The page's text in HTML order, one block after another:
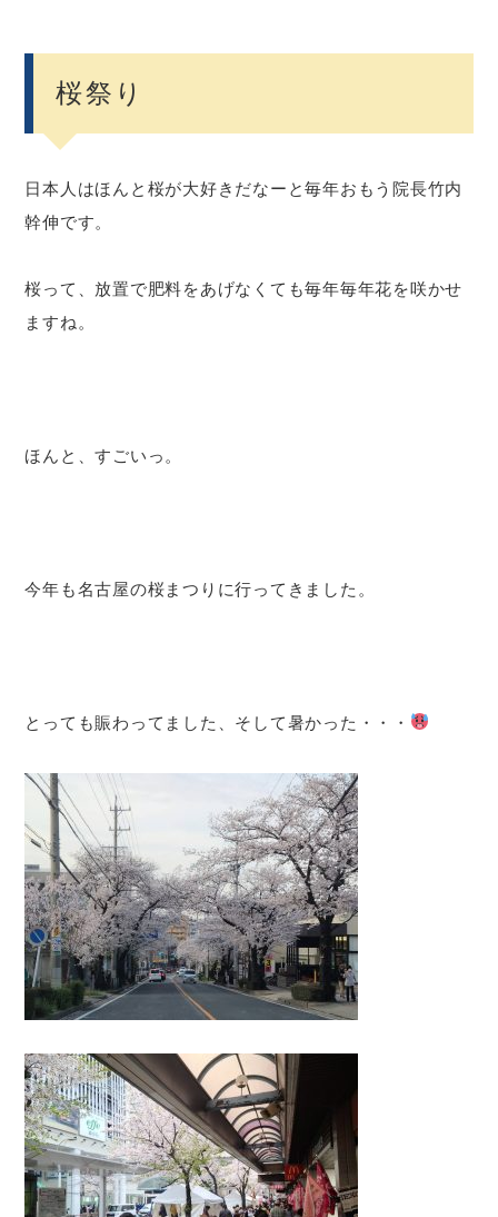
桜祭り
日本人はほんと桜が大好きだなーと毎年おもう院長竹内
幹伸です。
桜って、放置で肥料をあげなくても毎年毎年花を咲かせ
ますね。
ほんと、すごいっ。
今年も名古屋の桜まつりに行ってきました。
とっても賑わってました、そして暑かった・・・